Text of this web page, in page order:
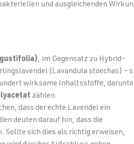
und ausgleichenden
, im Gegensatz zu Hybrid-
(Lavandula stoechas) –
wirksame Inhaltsstoffe,
zählen.
dass der echte Lavendel ein
deuten darauf hin, dass die
Sollte sich dies als richtig erweisen,